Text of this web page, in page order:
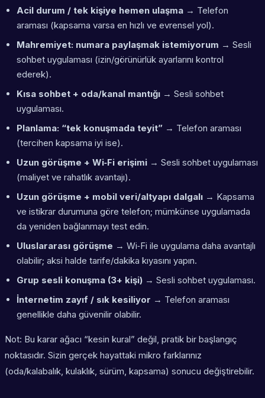
Acil durum / tek kişiye hemen ulaşma → Telefon
araması (kapsama varsa en hızlı ve evrensel yol).
Mahremiyet: numara paylaşmak istemiyorum → Sesli
sohbet uygulaması (izin/görünürlük ayarlarını kontrol
ederek).
Kısa sohbet + oda/kanal mantığı → Sesli sohbet
uygulaması.
Planlama: “tek konuşmada teyit” → Telefon araması
(tercihen kapsama iyi ise).
Uzun görüşme + Wi‑Fi erişimi → Sesli sohbet uygulaması
(maliyet ve rahatlık avantajı).
Uzun görüşme + mobil veri/altyapı dalgalı → Kapsama
ve istikrar durumuna göre telefon; mümkünse uygulamada
da yeniden bağlanmayı test edin.
Uluslararası görüşme → Wi‑Fi ile uygulama daha avantajlı
olabilir; aksi halde tarife/dakika kıyasını yapın.
Grup sesli konuşma (3+ kişi) → Sesli sohbet uygulaması.
İnternetim zayıf / sık kesiliyor → Telefon araması
genellikle daha güvenilir olabilir.
Not: Bu karar ağacı “kesin kural” değil, pratik bir başlangıç
noktasıdır. Sizin gerçek hayattaki mikro farklarınız
(oda/kalabalık, kulaklık, sürüm, kapsama) sonucu değiştirebilir.